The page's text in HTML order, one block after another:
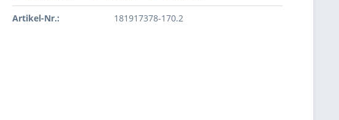
Artikel-Nr.: 181917378-170.2